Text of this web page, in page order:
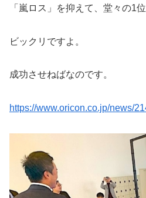
「嵐ロス」を抑えて、堂々の1
ビックリですよ。
成功させねばなのです。
https://www.oricon.co.jp/news/